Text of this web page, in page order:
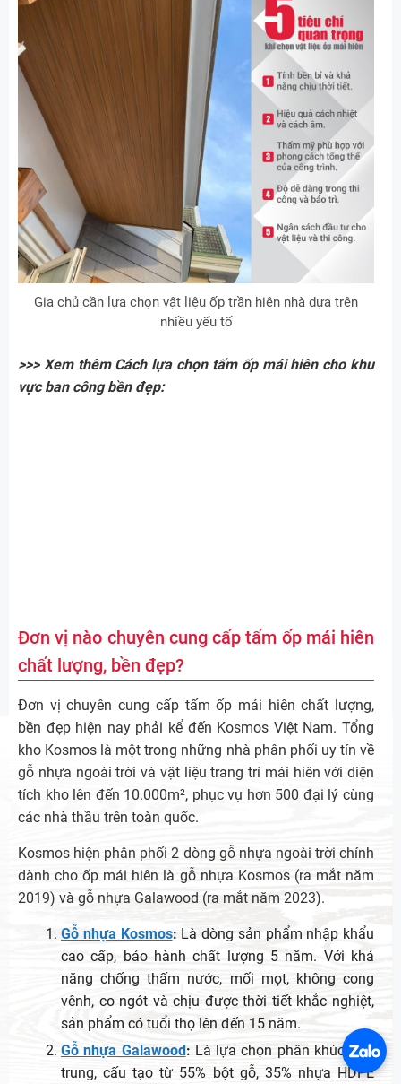
Gia chủ cần lựa chọn vật liệu ốp trần hiên nhà dựa trên
nhiều yếu tố
>>> Xem thêm Cách lựa chọn tấm ốp mái hiên cho khu
vực ban công bền đẹp:
Đơn vị nào chuyên cung cấp tấm ốp mái hiên
chất lượng, bền đẹp?
Đơn vị chuyên cung cấp tấm ốp mái hiên chất lượng,
bền đẹp hiện nay phải kể đến Kosmos Việt Nam. Tổng
kho Kosmos là một trong những nhà phân phối uy tín về
gỗ nhựa ngoài trời và vật liệu trang trí mái hiên với diện
tích kho lên đến 10.000m², phục vụ hơn 500 đại lý cùng
các nhà thầu trên toàn quốc.
Kosmos hiện phân phối 2 dòng gỗ nhựa ngoài trời chính
dành cho ốp mái hiên là gỗ nhựa Kosmos (ra mắt năm
2019) và gỗ nhựa Galawood (ra mắt năm 2023).
Gỗ nhựa Kosmos: Là dòng sản phẩm nhập khẩu
cao cấp, bảo hành chất lượng 5 năm. Với khả
năng chống thấm nước, mối mọt, không cong
vênh, co ngót và chịu được thời tiết khắc nghiệt,
sản phẩm có tuổi thọ lên đến 15 năm.
Gỗ nhựa Galawood: Là lựa chọn phân khúc tầm
trung, cấu tạo từ 55% bột gỗ, 35% nhựa HDPE